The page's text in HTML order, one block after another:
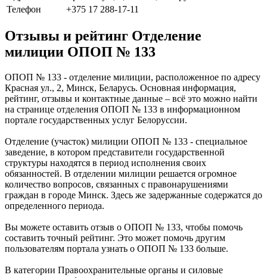
Телефон
+375 17 288-17-11
Отзывы и рейтинг Отделение
милиции ОПОП № 133
ОПОП № 133 - отделение милиции, расположенное по адресу
Красная ул., 2, Минск, Беларусь. Основная информация,
рейтинг, отзывы и контактные данные – всё это можно найти
на странице отделения ОПОП № 133 в информационном
портале государственных услуг Белоруссии.
Отделение (участок) милиции ОПОП № 133 - специальное
заведение, в котором представители государственной
структуры находятся в период исполнения своих
обязанностей. В отделении милиции решается огромное
количество вопросов, связанных с правонарушениями
граждан в городе Минск. Здесь же задержанные содержатся до
определенного периода.
Вы можете оставить отзыв о ОПОП № 133, чтобы помочь
составить точный рейтинг. Это может помочь другим
пользователям портала узнать о ОПОП № 133 больше.
В категории Правоохранительные органы и силовые